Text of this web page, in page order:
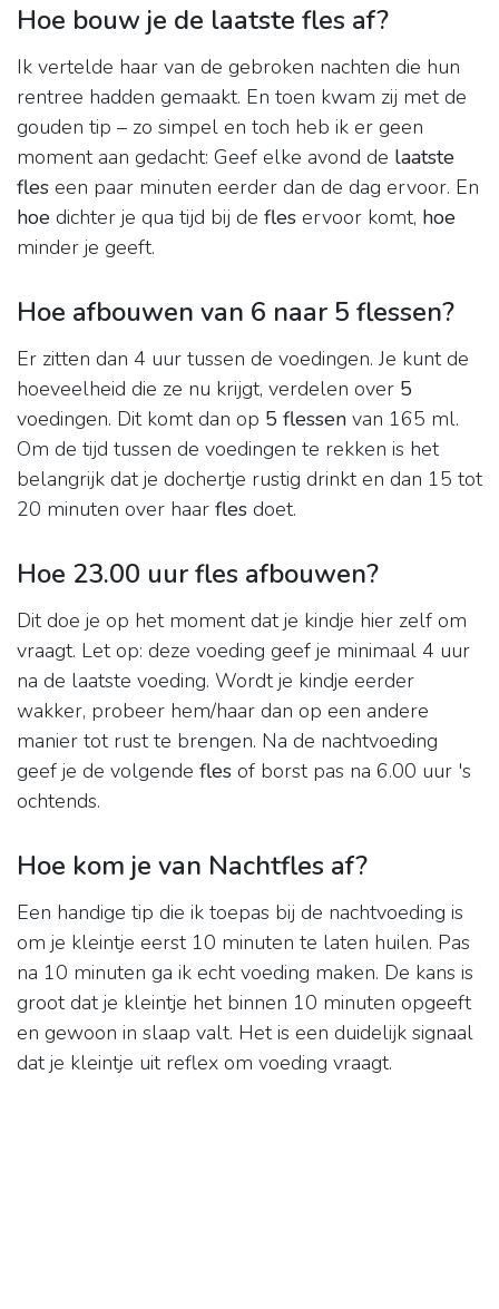
Hoe bouw je de laatste fles af?
Ik vertelde haar van de gebroken nachten die hun
rentree hadden gemaakt. En toen kwam zij met de
gouden tip – zo simpel en toch heb ik er geen
moment aan gedacht: Geef elke avond de laatste
fles een paar minuten eerder dan de dag ervoor. En
hoe dichter je qua tijd bij de fles ervoor komt, hoe
minder je geeft.
Hoe afbouwen van 6 naar 5 flessen?
Er zitten dan 4 uur tussen de voedingen. Je kunt de
hoeveelheid die ze nu krijgt, verdelen over 5
voedingen. Dit komt dan op 5 flessen van 165 ml.
Om de tijd tussen de voedingen te rekken is het
belangrijk dat je dochertje rustig drinkt en dan 15 tot
20 minuten over haar fles doet.
Hoe 23.00 uur fles afbouwen?
Dit doe je op het moment dat je kindje hier zelf om
vraagt. Let op: deze voeding geef je minimaal 4 uur
na de laatste voeding. Wordt je kindje eerder
wakker, probeer hem/haar dan op een andere
manier tot rust te brengen. Na de nachtvoeding
geef je de volgende fles of borst pas na 6.00 uur 's
ochtends.
Hoe kom je van Nachtfles af?
Een handige tip die ik toepas bij de nachtvoeding is
om je kleintje eerst 10 minuten te laten huilen. Pas
na 10 minuten ga ik echt voeding maken. De kans is
groot dat je kleintje het binnen 10 minuten opgeeft
en gewoon in slaap valt. Het is een duidelijk signaal
dat je kleintje uit reflex om voeding vraagt.